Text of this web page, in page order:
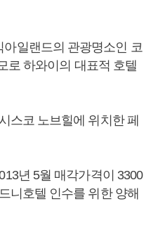
일랜드의 관광명소인 코
로 하와이의 대표적 호텔
스코 노브힐에 위치한 페
년 5월 매각가격이 3300
니호텔 인수를 위한 양해